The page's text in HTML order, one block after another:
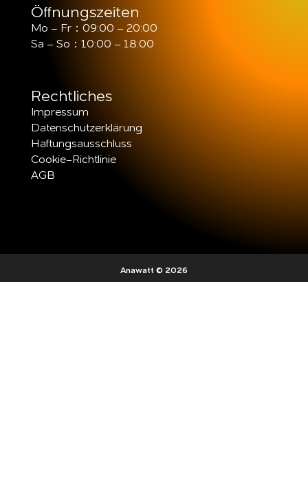
Öffnungszeiten
Mo – Fr：09:00 – 20:00
Sa – So：10:00 – 18:00
Rechtliches
Impressum
Datenschutzerklärung
Haftungsausschluss
Cookie-Richtlinie
AGB
Anawatt © 2026